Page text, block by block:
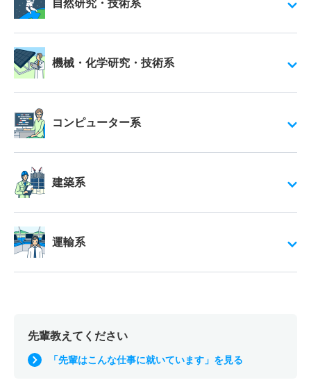
自然研究・技術系
機械・化学研究・技術系
コンピューター系
建築系
運輸系
先輩教えてください
「先輩はこんな仕事に就いています」を見る